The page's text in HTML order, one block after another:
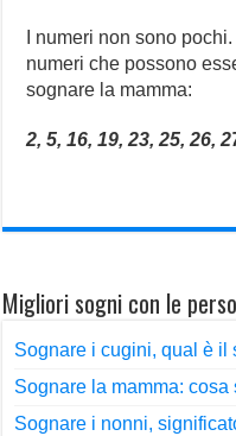
I numeri non sono
numeri che possono
sognare la mamma:
2, 5, 16, 19, 23, 25, 26,
Migliori sogni con le
Sognare i cugini, qual è il
Sognare la mamma: cosa
Sognare i nonni,